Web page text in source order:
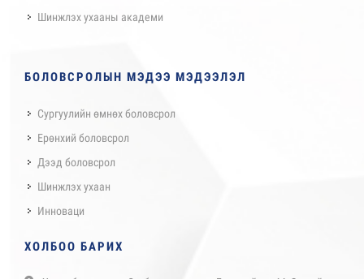
Шинжлэх ухааны академи
БОЛОВСРОЛЫН МЭДЭЭ МЭДЭЭЛЭЛ
Сургуулийн өмнөх боловсрол
Ерөнхий боловсрол
Дээд боловсрол
Шинжлэх ухаан
Инноваци
ХОЛБОО БАРИХ